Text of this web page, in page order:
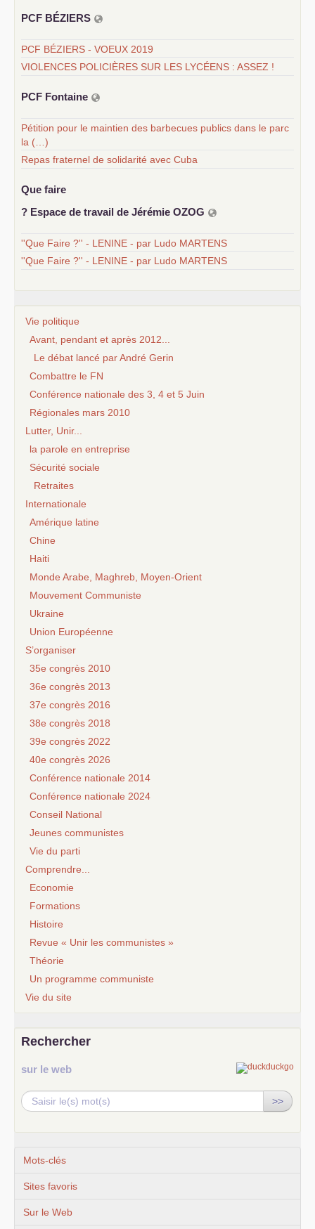
PCF BÉZIERS
PCF BÉZIERS - VOEUX 2019
VIOLENCES POLICIÈRES SUR LES LYCÉENS : ASSEZ !
PCF Fontaine
Pétition pour le maintien des barbecues publics dans le parc
la (…)
Repas fraternel de solidarité avec Cuba
Que faire
? Espace de travail de Jérémie OZOG
''Que Faire ?'' - LENINE - par Ludo MARTENS
''Que Faire ?'' - LENINE - par Ludo MARTENS
Vie politique
Avant, pendant et après 2012...
Le débat lancé par André Gerin
Combattre le FN
Conférence nationale des 3, 4 et 5 Juin
Régionales mars 2010
Lutter, Unir...
la parole en entreprise
Sécurité sociale
Retraites
Internationale
Amérique latine
Chine
Haiti
Monde Arabe, Maghreb, Moyen-Orient
Mouvement Communiste
Ukraine
Union Européenne
S’organiser
35e congrès 2010
36e congrès 2013
37e congrès 2016
38e congrès 2018
39e congrès 2022
40e congrès 2026
Conférence nationale 2014
Conférence nationale 2024
Conseil National
Jeunes communistes
Vie du parti
Comprendre...
Economie
Formations
Histoire
Revue « Unir les communistes »
Théorie
Un programme communiste
Vie du site
Rechercher
sur le web
>>
Mots-clés
Sites favoris
Sur le Web